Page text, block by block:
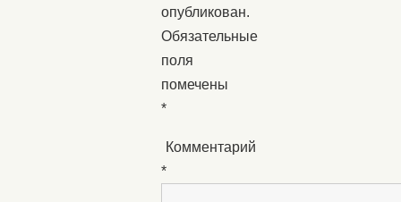
опубликован.
Обязательные
поля
помечены
*
Комментарий
*